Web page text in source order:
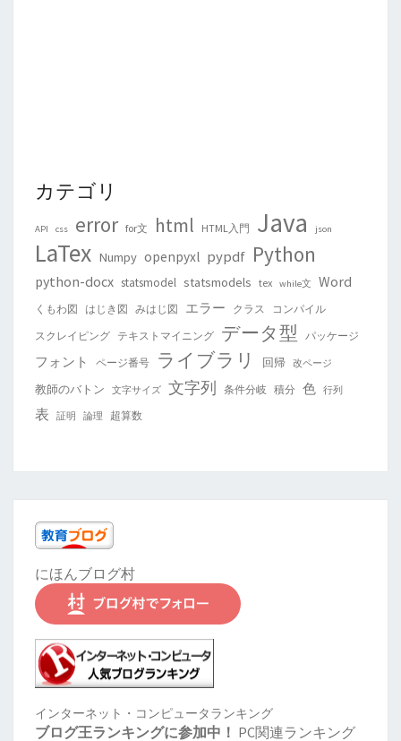
カテゴリ
API css error for文 html HTML入門 Java json
LaTex Numpy openpyxl pypdf Python
python-docx statsmodel statsmodels tex while文 Word
くもわ図 はじき図 みはじ図 エラー クラス
コンパイル
スクレイピング テキストマイニング データ型 パッケージ
フォント ページ番号 ライブラリ 回帰 改ページ
教師のバトン 文字サイズ 文字列 条件分岐 積分 色 行列
表 証明 論理 超算数
にほんブログ村
インターネット・コンピュータランキング
ブログ王ランキングに参加中！ PC関連ランキング